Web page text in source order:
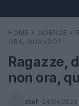
Cerca
HOME » SCIENCE »
ORA, QUANDO?
Ragazze,
non ora,
chef · 24/04/2020